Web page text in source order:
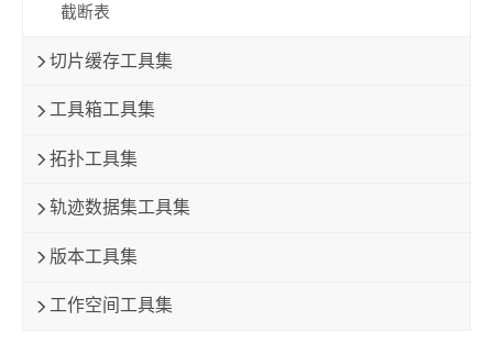
截断表
切片缓存工具集
工具箱工具集
拓扑工具集
轨迹数据集工具集
版本工具集
工作空间工具集